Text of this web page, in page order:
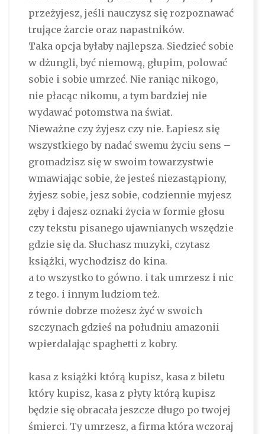
przeżyjesz, jeśli nauczysz się rozpoznawać
trujące żarcie oraz napastników.
Taka opcja byłaby najlepsza. Siedzieć sobie
w dżungli, być niemową, głupim, polować
sobie i sobie umrzeć. Nie raniąc nikogo,
nie płacąc nikomu, a tym bardziej nie
wydawać potomstwa na świat.
Nieważne czy żyjesz czy nie. Łapiesz się
wszystkiego by nadać swemu życiu sens –
gromadzisz się w swoim towarzystwie
wmawiając sobie, że jesteś niezastąpiony,
żyjesz sobie, jesz sobie, codziennie myjesz
zęby i dajesz oznaki życia w formie głosu
czy tekstu pisanego ujawnianych wszędzie
gdzie się da. Słuchasz muzyki, czytasz
książki, wychodzisz do kina.
a to wszystko to gówno. i tak umrzesz i nic
z tego. i innym ludziom też.
równie dobrze możesz żyć w swoich
szczynach gdzieś na południu amazonii
wpierdalając spaghetti z kobry.
kasa z książki którą kupisz, kasa z biletu
który kupisz, kasa z płyty którą kupisz
będzie się obracała jeszcze długo po twojej
śmierci. Ty umrzesz, a firma która wczoraj